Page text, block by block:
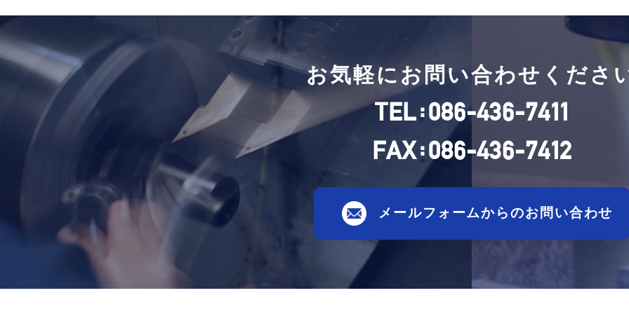
お気軽にお問い合わせくださ
TEL:086-436-7411
FAX:086-436-7412
メールフォームからのお問い合わせ